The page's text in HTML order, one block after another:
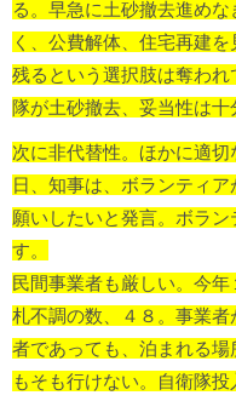
る。早急に土砂撤去進め
く、公費解体、住宅再建
残るという選択肢は奪わ
隊が土砂撤去、妥当性は十
次に非代替性。ほかに適
日、知事は、ボランティ
願いしたいと発言。ボラ
す。
民間事業者も厳しい。今
札不調の数、４８。事業
者であっても、泊まれる
もそも行けない。自衛隊